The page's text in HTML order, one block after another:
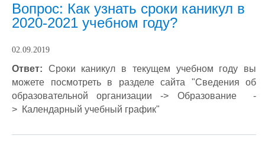
Вопрос: Как узнать сроки каникул в
2020-2021 учебном году?
02.09.2019
Ответ: Сроки каникул в текущем учебном году вы
можете посмотреть в разделе сайта "Сведения об
образовательной организации -> Образование -
> Календарный учебный график"